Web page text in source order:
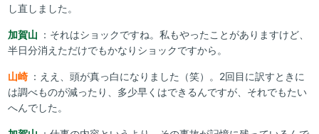
し直しました。
加賀山 ：それはショックですね。私もやったことがありますけど、
半日分消えただけでもかなりショックですから。
山崎 ：ええ、頭が真っ白になりました（笑）。2回目に訳すときに
は調べものが減ったり、多少早くはできるんですが、それでもたい
へんでした。